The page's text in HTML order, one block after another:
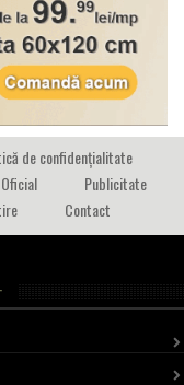
de confidențialitate
Publicitate
Contact